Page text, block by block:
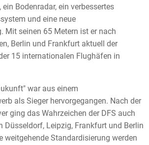
Bodenradar, ein verbessertes
und eine neue
Mit seinen 65 Metern ist er nach
Berlin und Frankfurt aktuell der
15 internationalen Flughäfen in
war aus einem
als Sieger hervorgegangen. Nach der
ging das Wahrzeichen der DFS auch
Düsseldorf, Leipzig, Frankfurt und Berlin
weitgehende Standardisierung werden